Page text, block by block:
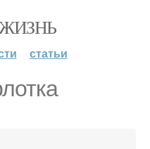
статьи